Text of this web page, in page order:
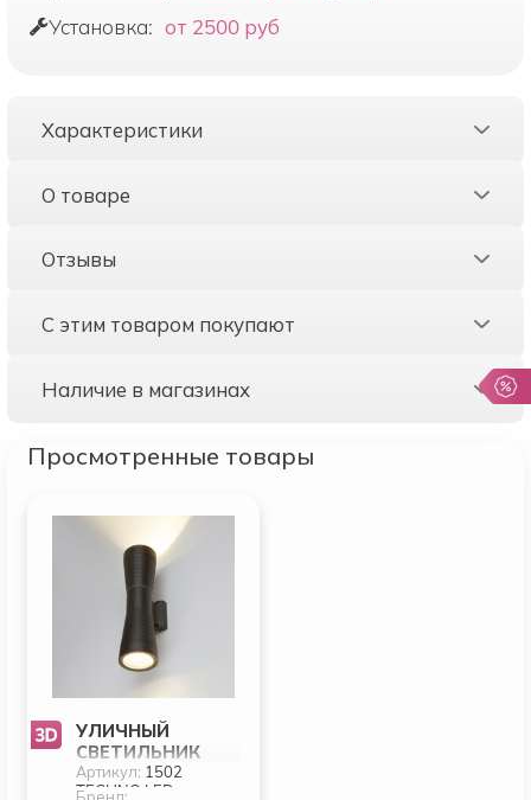
Установка: от 2500 руб
Характеристики
О товаре
Отзывы
С этим товаром покупают
Наличие в магазинах
Просмотренные товары
УЛИЧНЫЙ
СВЕТИЛЬНИК
ELEKTROSTANDAR
Артикул: 1502
TECHNO LED
Бренд: